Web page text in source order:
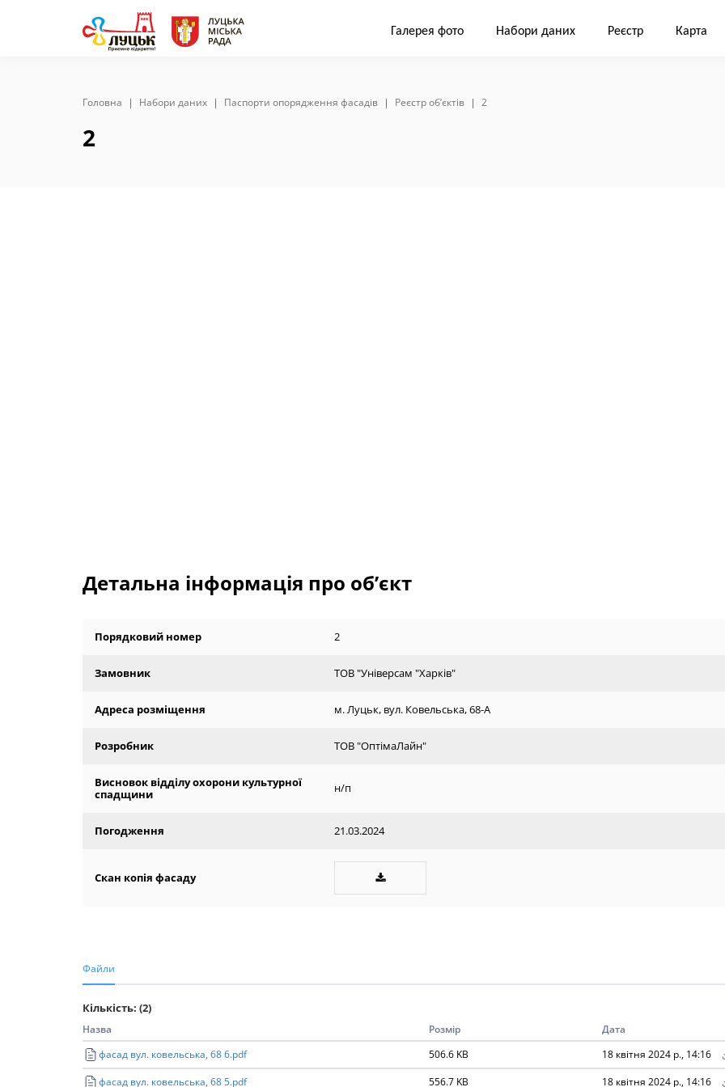
Галерея фото Набори даних Реєстр Карта
Головна Набори даних Паспорти опорядження фасадів Реєстр об’єктів 2
2
10
Детальна інформація про об’єкт
Порядковий номер 2
Замовник ТОВ "Універсам "Харків"
Адреса розміщення м. Луцьк, вул. Ковельська, 68-А
Розробник ТОВ "ОптімаЛайн"
Висновок відділу охорони культурної
спадщини
н/п
Погодження 21.03.2024
Скан копія фасаду
Файли
Кількість: (2)
Назва Розмір
Дата
фасад вул. ковельська, 68 6.pdf
506.6 KB
18 квітня 2024 р., 14:16
фасад вул. ковельська, 68 5.pdf
556.7 KB 18 квітня 2024 р., 14:16